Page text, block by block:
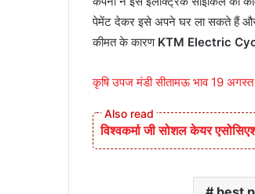
पेमेंट देकर इसे अपने घर ला सकते हैं और
कीमत के कारण KTM Electric
कृषि उपज मंडी सीतामऊ भाव 19
विश्वकर्मा जी सोशल केयर